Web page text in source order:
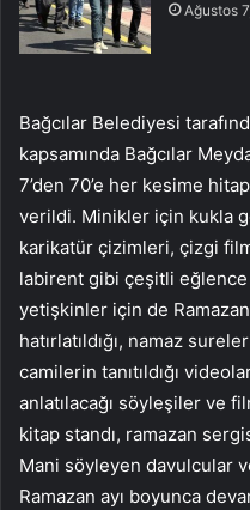
Ağustos
Bağcılar Belediyesi
kapsamında Bağcılar
7’den 70’e her kesime
verildi. Minikler için kukla
karikatür çizimleri, çizgi
labirent gibi çeşitli
yetişkinler için de
hatırlatıldığı, namaz
camilerin tanıtıldığı
anlatılacağı söyleşiler ve
kitap standı, ramazan
Mani söyleyen davulcular
Ramazan ayı boyunca